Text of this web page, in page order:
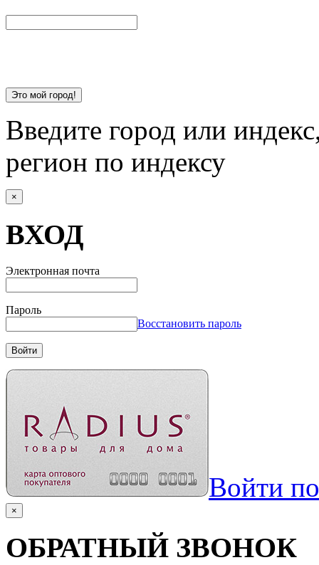
Это мой город!
Введите город или
регион по индексу
×
ВХОД
Электронная почта
Пароль
Восстановить пароль
Войти
Войти
×
ОБРАТНЫЙ ЗВОНОК